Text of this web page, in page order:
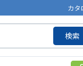
カタ
検索